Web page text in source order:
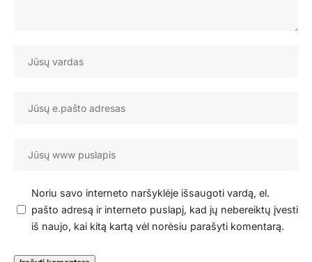
Noriu savo interneto naršyklėje išsaugoti vardą, el.
pašto adresą ir interneto puslapį, kad jų nebereiktų įvesti
iš naujo, kai kitą kartą vėl norėsiu parašyti komentarą.